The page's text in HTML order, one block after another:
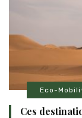
Eco-
Ces